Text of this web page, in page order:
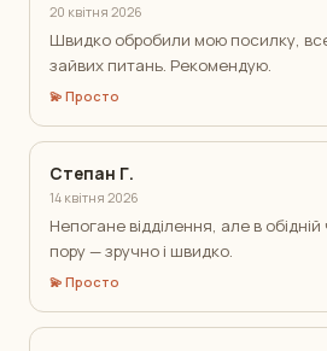
20 квітня 2026
Швидко обробили мою посилку,
зайвих питань. Рекомендую.
💫 Просто
Степан Г.
14 квітня 2026
Непогане відділення, але в
пору — зручно і швидко.
💫 Просто